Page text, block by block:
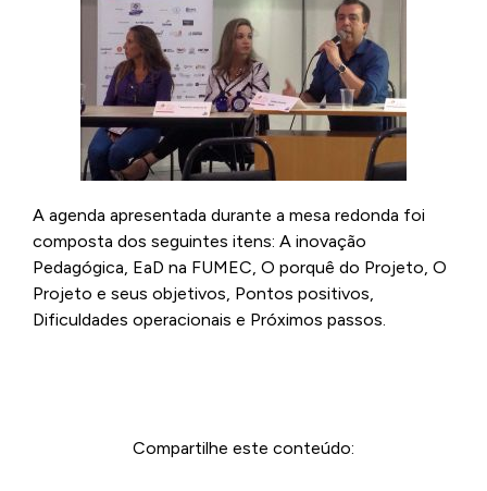
A agenda apresentada durante a mesa redonda foi
composta dos seguintes itens: A inovação
Pedagógica, EaD na FUMEC, O porquê do Projeto, O
Projeto e seus objetivos, Pontos positivos,
Dificuldades operacionais e Próximos passos.
Compartilhe este conteúdo: